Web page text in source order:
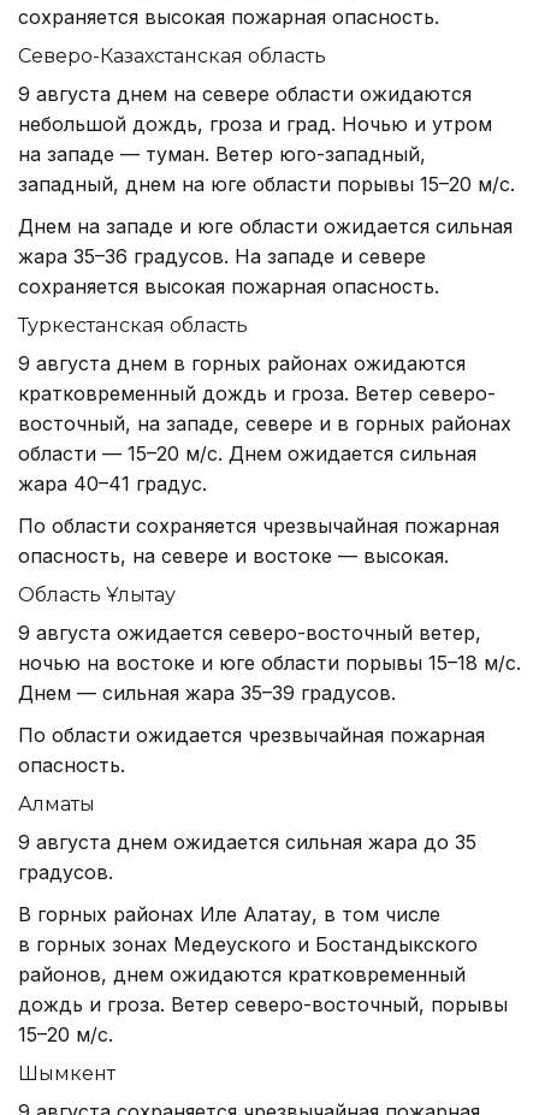
сохраняется высокая пожарная опасность.
Северо-Казахстанская область
9 августа днем на севере области ожидаются
небольшой дождь, гроза и град. Ночью и утром
на западе — туман. Ветер юго-западный,
западный, днем на юге области порывы 15–20 м/с.
Днем на западе и юге области ожидается сильная
жара 35–36 градусов. На западе и севере
сохраняется высокая пожарная опасность.
Туркестанская область
9 августа днем в горных районах ожидаются
кратковременный дождь и гроза. Ветер северо-
восточный, на западе, севере и в горных районах
области — 15–20 м/с. Днем ожидается сильная
жара 40–41 градус.
По области сохраняется чрезвычайная пожарная
опасность, на севере и востоке — высокая.
Область Ұлытау
9 августа ожидается северо-восточный ветер,
ночью на востоке и юге области порывы 15–18 м/с.
Днем — сильная жара 35–39 градусов.
По области ожидается чрезвычайная пожарная
опасность.
Алматы
9 августа днем ожидается сильная жара до 35
градусов.
В горных районах Иле Алатау, в том числе
в горных зонах Медеуского и Бостандыкского
районов, днем ожидаются кратковременный
дождь и гроза. Ветер северо-восточный, порывы
15–20 м/с.
Шымкент